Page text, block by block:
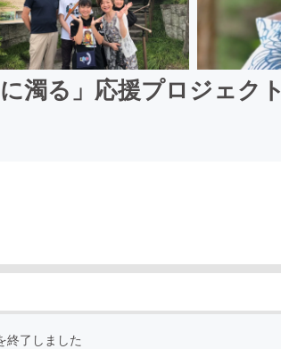
濁る」応援プロジェクト
終了しました